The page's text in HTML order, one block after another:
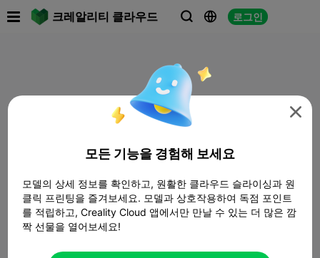
크레알리티 클라우드   로그인

모든 기능을 경험해 보세요
모델의 상세 정보를 확인하고, 원활한 클라우드 슬라이싱과 원
클릭 프린팅을 즐겨보세요. 모델과 상호작용하여 독점 포인트
를 적립하고, Creality Cloud 앱에서만 만날 수 있는 더 많은 깜
짝 선물을 열어보세요!